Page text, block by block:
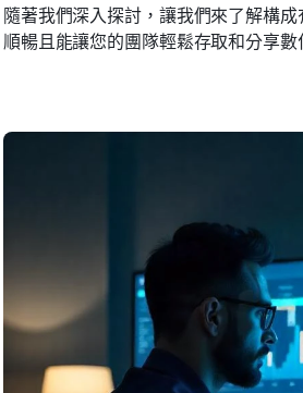
隨著我們深入探討，讓我們來了解構
順暢且能讓您的團隊輕鬆存取和分享